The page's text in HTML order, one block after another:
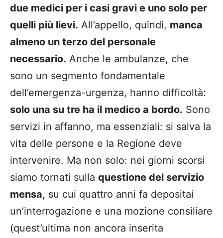
due medici per i casi gravi e uno solo per
quelli più lievi. All’appello, quindi, manca
almeno un terzo del personale
necessario. Anche le ambulanze, che
sono un segmento fondamentale
dell’emergenza-urgenza, hanno difficoltà:
solo una su tre ha il medico a bordo. Sono
servizi in affanno, ma essenziali: si salva la
vita delle persone e la Regione deve
intervenire. Ma non solo: nei giorni scorsi
siamo tornati sulla questione del servizio
mensa, su cui quattro anni fa depositai
un’interrogazione e una mozione consiliare
(quest’ultima non ancora inserita